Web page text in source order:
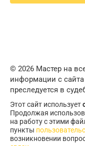
© 2026 Мастер на
информации с сайта
преследуется в
Этот сайт использует
Продолжая
на работу с этими
пункты
возникновении